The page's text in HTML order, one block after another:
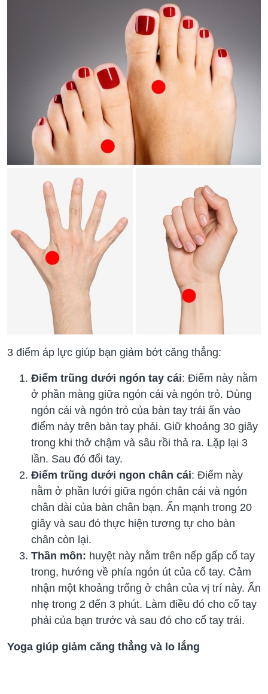
3 điểm áp lực giúp bạn giảm bớt căng thẳng:
Điểm trũng dưới ngón tay cái: Điểm này nằm
ở phần màng giữa ngón cái và ngón trỏ. Dùng
ngón cái và ngón trỏ của bàn tay trái ấn vào
điểm này trên bàn tay phải. Giữ khoảng 30 giây
trong khi thở chậm và sâu rồi thả ra. Lặp lại 3
lần. Sau đó đổi tay.
Điểm trũng dưới ngon chân cái: Điểm này
nằm ở phần lưới giữa ngón chân cái và ngón
chân dài của bàn chân bạn. Ấn mạnh trong 20
giây và sau đó thực hiện tương tự cho bàn
chân còn lại.
Thần môn: huyệt này nằm trên nếp gấp cổ tay
trong, hướng về phía ngón út của cổ tay. Cảm
nhận một khoảng trống ở chân của vị trí này. Ấn
nhẹ trong 2 đến 3 phút. Làm điều đó cho cổ tay
phải của bạn trước và sau đó cho cổ tay trái.
Yoga giúp giảm căng thẳng và lo lắng